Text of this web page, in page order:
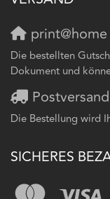
print@home
Die bestellten
Dokument und
Postversand
Die Bestellung wird
SICHERES